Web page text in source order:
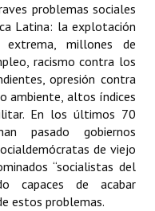
problemas sociales
Latina: la explotación
millones de
racismo contra los
opresión contra
ambiente, altos índices
En los últimos 70
pasado gobiernos
de viejo
“socialistas del
capaces de acabar
estos problemas.